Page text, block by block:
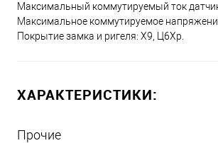
Максимальный коммутируемый ток
Максимальное коммутируемое
Покрытие замка и ригеля: Х9, Ц6Хр.
ХАРАКТЕРИСТИКИ:
Прочие